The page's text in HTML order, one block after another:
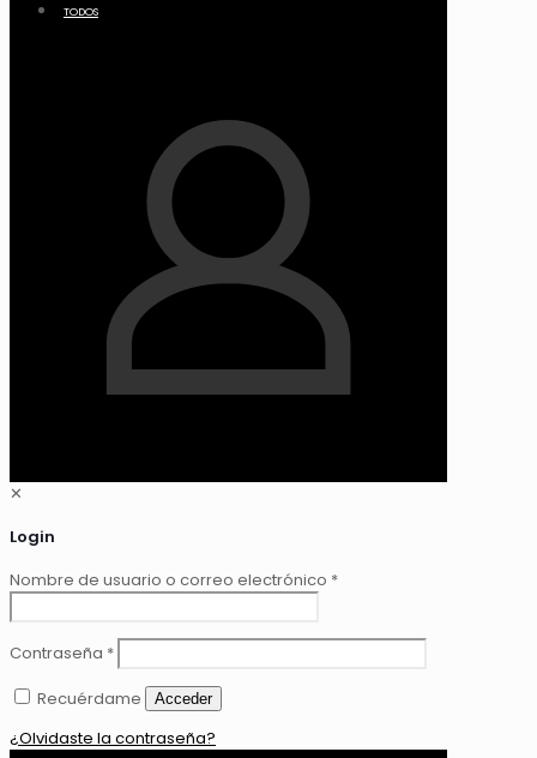
TODOS
✕
Login
Nombre de usuario o correo electrónico *
Contraseña *
Recuérdame
Acceder
¿Olvidaste la contraseña?